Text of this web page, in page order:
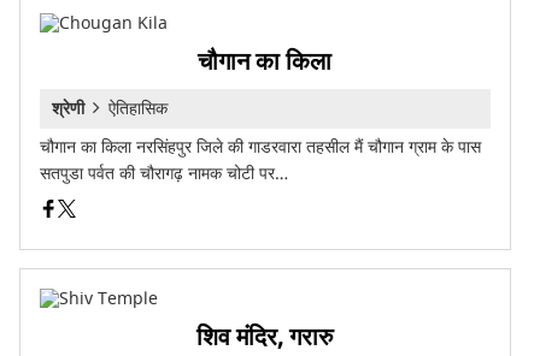
चौगान का किला
श्रेणी
ऐतिहासिक
चौगान का किला नरसिंहपुर जिले की गाडरवारा तहसील मैं चौगान ग्राम के पास
सतपुडा पर्वत की चौरागढ़ नामक चोटी पर…
शिव मंदिर, गरारु